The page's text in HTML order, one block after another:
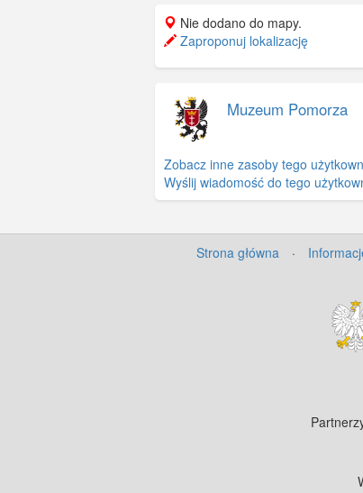
Nie dodano do mapy.
Zaproponuj lokalizację
Muzeum Pomorza
Zobacz inne zasoby tego
Wyślij wiadomość do tego
Strona główna ·